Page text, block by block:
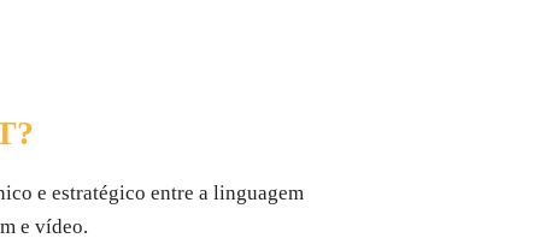
e estratégico entre a linguagem
e vídeo.